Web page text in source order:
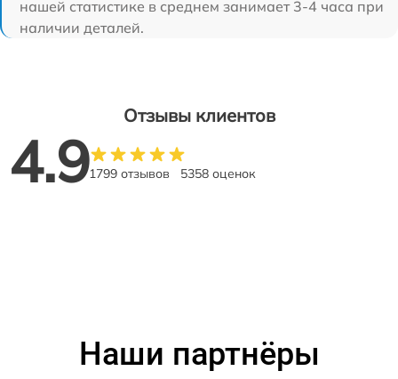
нашей статистике в среднем занимает 3-4 часа при
наличии деталей.
Отзывы клиентов
4.91799 отзывов 5358 оценок
Наши партнёры